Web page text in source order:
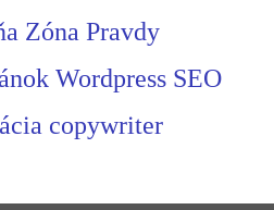
Zóna Pravdy
Wordpress SEO
copywriter